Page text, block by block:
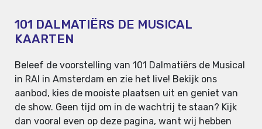
101 DALMATIËRS DE MUSICAL
KAARTEN
Beleef de voorstelling van 101 Dalmatiërs de Musical
in RAI in Amsterdam en zie het live! Bekijk ons
aanbod, kies de mooiste plaatsen uit en geniet van
de show. Geen tijd om in de wachtrij te staan? Kijk
dan vooral even op deze pagina, want wij hebben